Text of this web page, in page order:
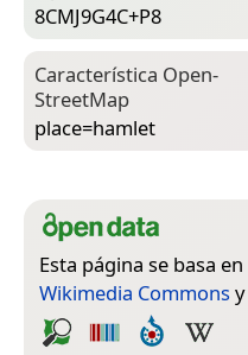
8CMJ9G4C+P8
Característica Open­
Street­Map
place=­hamlet
Esta página se basa en
Wikimedia Commons y